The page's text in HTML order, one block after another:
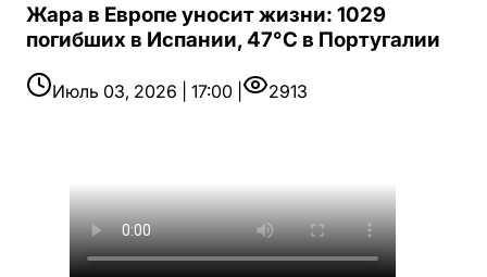
Жара в Европе уносит жизни: 1029
погибших в Испании, 47°C в Португалии
Июль 03, 2026 | 17:00 | 2913